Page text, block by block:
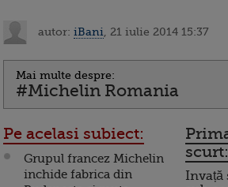
autor: iBani , 21 iulie 2014 15:37
Mai multe despre:
#Michelin Romania
Pe acelasi subiect:
Grupul francez Michelin
inchide fabrica din
scurt:
Invață